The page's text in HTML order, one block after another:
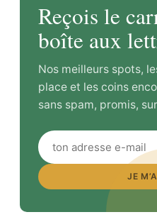
Reçois le
boîte aux
Nos meilleurs spots,
place et les coins
sans spam, promis,
JE